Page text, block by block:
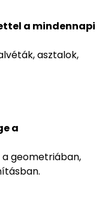
a mindennapi
asztalok,
a
geometriában,